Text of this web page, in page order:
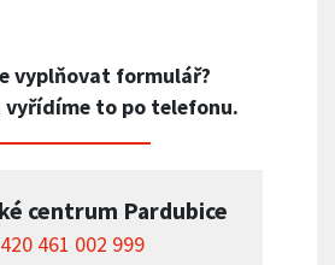
vyplňovat formulář?
vyřídíme to po telefonu.
centrum Pardubice
461 002 999